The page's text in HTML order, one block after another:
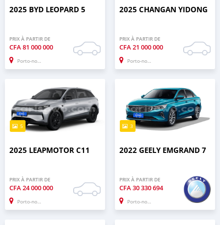
2025 BYD LEOPARD 5
PRIX À PARTIR DE
CFA 81 000 000
Porto-novo
2025 CHANGAN YIDONG
PRIX À PARTIR DE
CFA 21 000 000
Porto-novo
5
2025 LEAPMOTOR C11
PRIX À PARTIR DE
CFA24 000 000
Porto-novo
3
2022 GEELY EMGRAND 7
PRIX À PARTIR DE
CFA30 330 694
Porto-novo